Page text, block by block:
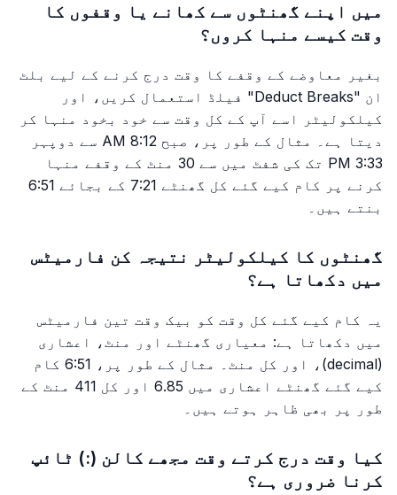
میں اپنے گھنٹوں سے کھانے یا وقفوں کا
وقت کیسے منہا کروں؟
بغیر معاوضے کے وقفے کا وقت درج کرنے کے لیے بلٹ
ان "Deduct Breaks" فیلڈ استعمال کریں، اور
کیلکولیٹر اسے آپ کے کل وقت سے خود بخود منہا کر
دیتا ہے۔ مثال کے طور پر، صبح 8:12 AM سے دوپہر
3:33 PM تک کی شفٹ میں سے 30 منٹ کے وقفے منہا
کرنے پر کام کیے گئے کل گھنٹے 7:21 کے بجائے 6:51
بنتے ہیں۔
گھنٹوں کا کیلکولیٹر نتیجہ کن فارمیٹس
میں دکھاتا ہے؟
یہ کام کیے گئے کل وقت کو بیک وقت تین فارمیٹس
میں دکھاتا ہے: معیاری گھنٹے اور منٹ، اعشاری
(decimal)، اور کل منٹ۔ مثال کے طور پر، 6:51 کام
کیے گئے گھنٹے اعشاری میں 6.85 اور کل 411 منٹ کے
طور پر بھی ظاہر ہوتے ہیں۔
کیا وقت درج کرتے وقت مجھے کالن (:) ٹائپ
کرنا ضروری ہے؟